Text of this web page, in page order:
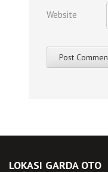
Website
LOKASI GARDA OTO